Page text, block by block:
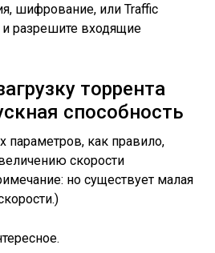
шифрование, или Traffic
и разрешите входящие
торрента
способность
параметров, как правило,
скорости
но существует малая